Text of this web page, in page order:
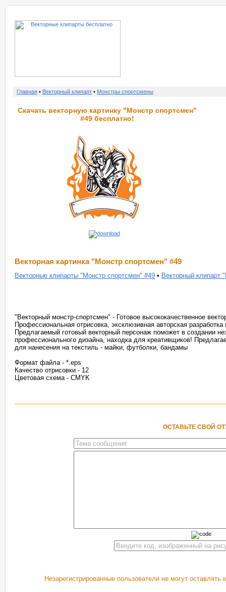
Главная • Векторный клипарт • Монстры спортсмены
Скачать векторную картинку "Монстр спортсмен"
#49 бесплатно!
Векторная картинка "Монстр спортсмен" #49
Векторные клипарты "Монстр спортсмен" #49 • Векторный клипарт
"Векторный монстр-спортсмен" - Готовое высококачественное
Профессиональная отрисовка, эксклюзивная авторская
Предлагаемый готовый векторный персонаж поможет в создании
профессионального дизайна, находка для креативщиков!
для нанесения на текстиль - майки, футболки, бандамы
Формат файла - *.eps
Качество отрисовки - 12
Цветовая схема - CMYK
ОСТАВЬТЕ СВОЙ
Незарегистрированные пользователи не могут